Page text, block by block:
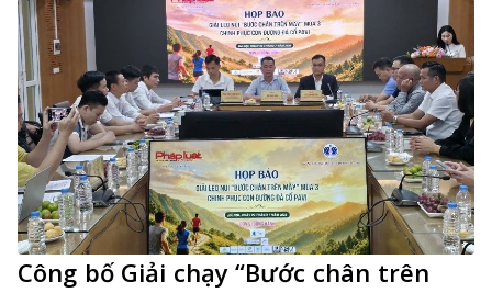
Công bố Giải chạy “Bước chân trên